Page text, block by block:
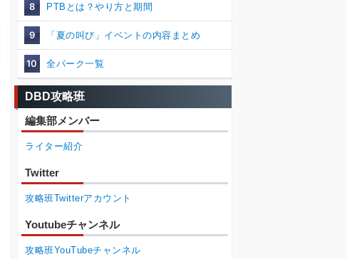
8 PTBとは？やり方と期間
9 「夏の叫び」イベントの内容まとめ
10 全パーク一覧
DBD攻略班
編集部メンバー
ライター紹介
Twitter
攻略班Twitterアカウント
Youtubeチャンネル
攻略班YouTubeチャンネル